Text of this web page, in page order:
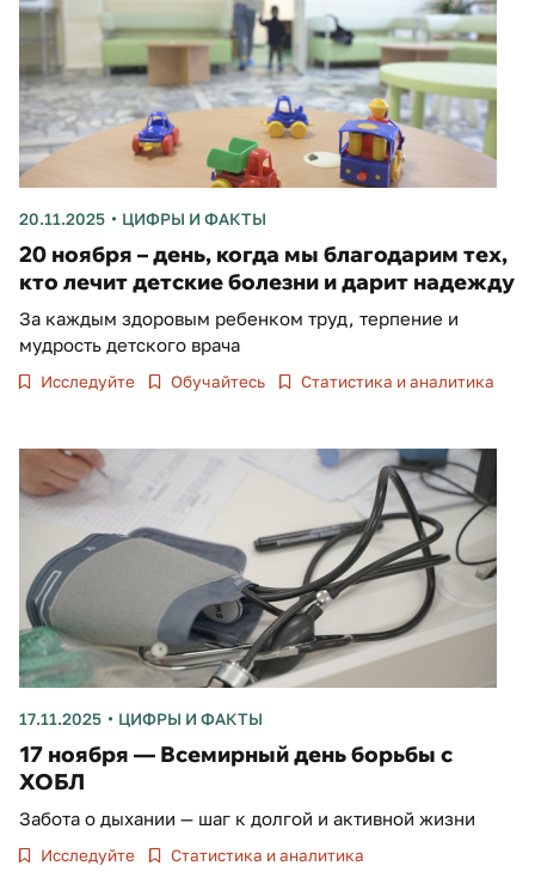
20.11.2025 ЦИФРЫ И ФАКТЫ
20 ноября – день, когда мы благодарим тех,
кто лечит детские болезни и дарит надежду
За каждым здоровым ребенком труд, терпение и
мудрость детского врача
Исследуйте Обучайтесь Статистика и аналитика
17.11.2025 ЦИФРЫ И ФАКТЫ
17 ноября — Всемирный день борьбы с
ХОБЛ
Забота о дыхании — шаг к долгой и активной жизни
Исследуйте Статистика и аналитика